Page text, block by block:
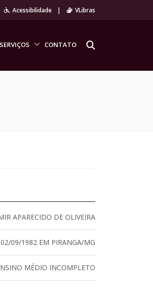
Acessibilidade | VLibras
SERVIÇOS CONTATO
APARECIDO DE OLIVEIRA
09/1982 EM PIRANGA/MG
MÉDIO INCOMPLETO